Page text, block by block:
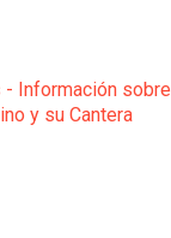
- Información sobre
y su Cantera